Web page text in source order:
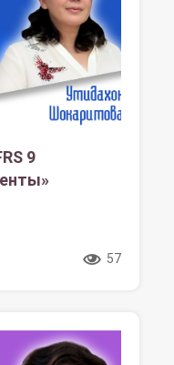
9
57